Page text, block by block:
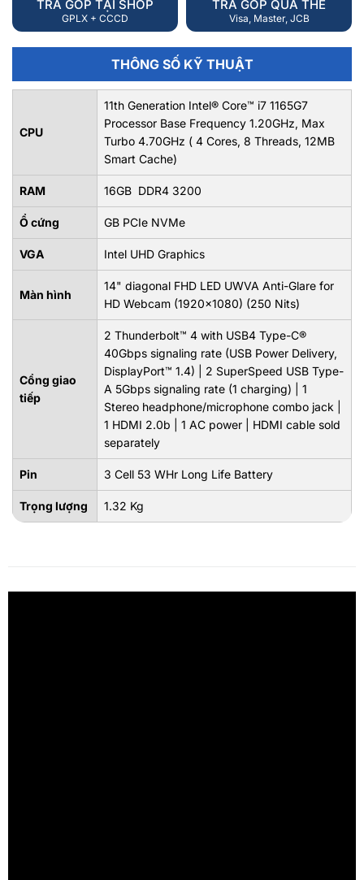
TRẢ GÓP TẠI SHOP
GPLX + CCCD
TRẢ GÓP QUA THẺ
Visa, Master, JCB
THÔNG SỐ KỸ THUẬT
CPU
11th Generation Intel® Core™ i7 1165G7
Processor Base Frequency 1.20GHz, Max
Turbo 4.70GHz ( 4 Cores, 8 Threads, 12MB
Smart Cache)
RAM 16GB DDR4 3200
Ổ cứng GB PCIe NVMe
VGA Intel UHD Graphics
Màn hình
14" diagonal FHD LED UWVA Anti-Glare for
HD Webcam (1920x1080) (250 Nits)
Cổng giao
tiếp
2 Thunderbolt™ 4 with USB4 Type-C®
40Gbps signaling rate (USB Power Delivery,
DisplayPort™ 1.4) | 2 SuperSpeed USB Type-
A 5Gbps signaling rate (1 charging) | 1
Stereo headphone/microphone combo jack |
1 HDMI 2.0b | 1 AC power | HDMI cable sold
separately
Pin 3 Cell 53 WHr Long Life Battery
Trọng lượng 1.32 Kg